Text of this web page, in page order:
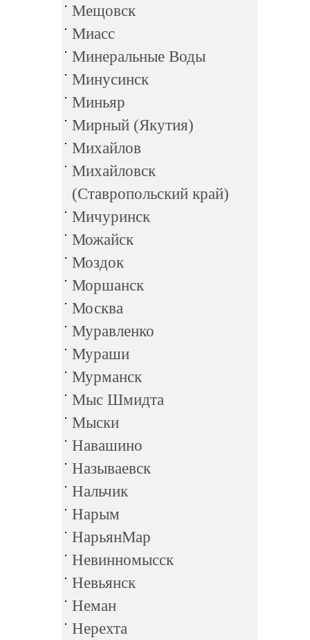
Мещовск
Миасс
Минеральные Воды
Минусинск
Миньяр
Мирный (Якутия)
Михайлов
Михайловск
(Ставропольский край)
Мичуринск
Можайск
Моздок
Моршанск
Москва
Муравленко
Мураши
Мурманск
Мыс Шмидта
Мыски
Навашино
Называевск
Нальчик
Нарым
НарьянМар
Невинномысск
Невьянск
Неман
Нерехта